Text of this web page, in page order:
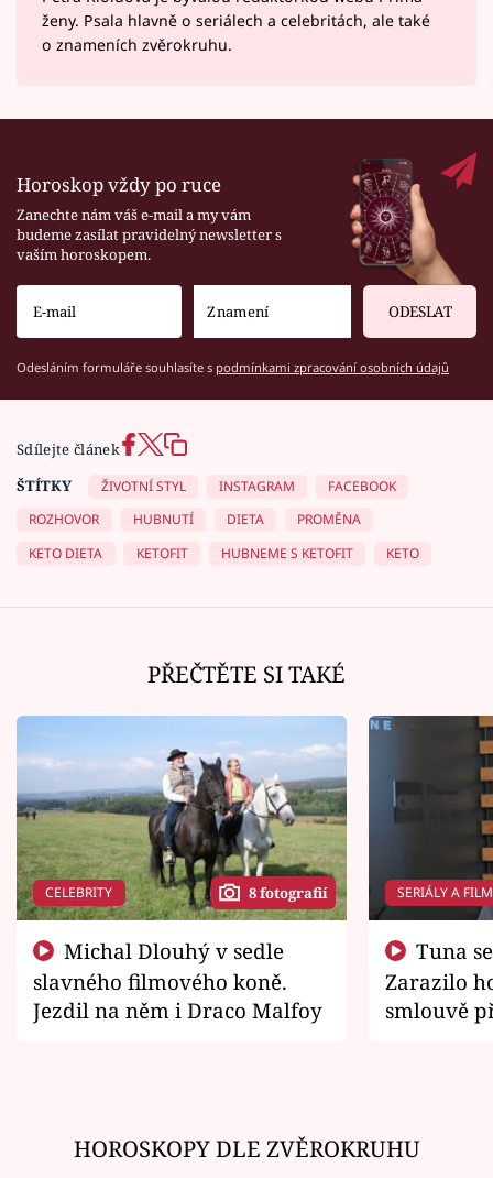
ženy. Psala hlavně o seriálech a celebritách, ale také
o znameních zvěrokruhu.
Horoskop vždy po ruce
Zanechte nám váš e-mail a my vám
budeme zasílat pravidelný newsletter s
vaším horoskopem.
ODESLAT
Odesláním formuláře souhlasíte s podmínkami zpracování osobních údajů
Sdílejte článek
ŠTÍTKY
ŽIVOTNÍ STYL INSTAGRAM
FACEBOOK
ROZHOVOR
HUBNUTÍ DIETA
PROMĚNA
KETO DIETA
KETOFIT HUBNEME S KETOFIT KETO
PŘEČTĚTE SI TAKÉ
CELEBRITY 8 fotografií
slavného filmového koně.
Jezdil na něm i Draco Malfoy
SERIÁLY A
Zarazilo
smlouvě
HOROSKOPY DLE ZVĚROKRUHU